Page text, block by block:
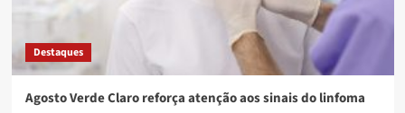
Destaques
Agosto Verde Claro reforça atenção aos sinais do linfoma